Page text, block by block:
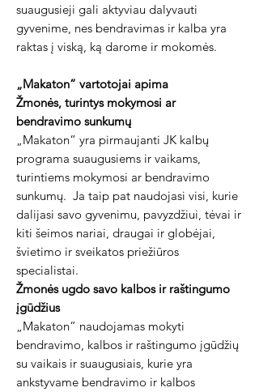
suaugusieji gali aktyviau dalyvauti
gyvenime, nes bendravimas ir kalba yra
raktas į viską, ką darome ir mokomės.
„Makaton“ vartotojai apima
Žmonės, turintys mokymosi ar
bendravimo sunkumų
„Makaton“ yra pirmaujanti JK kalbų
programa suaugusiems ir vaikams,
turintiems mokymosi ar bendravimo
sunkumų. Ja taip pat naudojasi visi, kurie
dalijasi savo gyvenimu, pavyzdžiui, tėvai ir
kiti šeimos nariai, draugai ir globėjai,
švietimo ir sveikatos priežiūros
specialistai.
Žmonės ugdo savo kalbos ir raštingumo
įgūdžius
„Makaton“ naudojamas mokyti
bendravimo, kalbos ir raštingumo įgūdžių
su vaikais ir suaugusiais, kurie yra
ankstyvame bendravimo ir kalbos